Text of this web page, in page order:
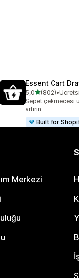
Essent Cart
5,05 yıldız
(802)
toplam 802•
Sepet çekmecesi
artırın
Built for
Merkezi